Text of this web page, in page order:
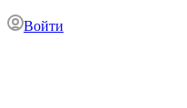
Войти